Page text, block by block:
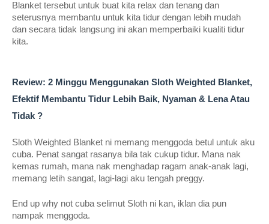
Blanket tersebut untuk buat kita relax dan tenang dan
seterusnya membantu untuk kita tidur dengan lebih mudah
dan secara tidak langsung ini akan memperbaiki kualiti tidur
kita.
Review: 2 Minggu Menggunakan Sloth Weighted Blanket,
Efektif Membantu Tidur Lebih Baik, Nyaman & Lena Atau
Tidak ?
Sloth Weighted Blanket ni memang menggoda betul untuk aku
cuba. Penat sangat rasanya bila tak cukup tidur. Mana nak
kemas rumah, mana nak menghadap ragam anak-anak lagi,
memang letih sangat, lagi-lagi aku tengah preggy.
End up why not cuba selimut Sloth ni kan, iklan dia pun
nampak menggoda.